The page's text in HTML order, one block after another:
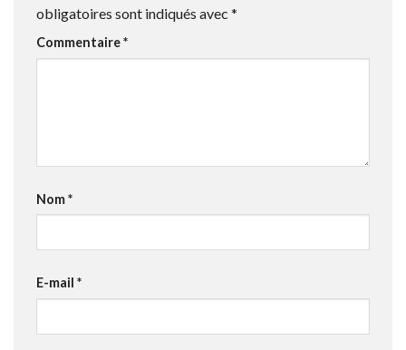
obligatoires sont indiqués avec *
Commentaire*
Nom*
E-mail *